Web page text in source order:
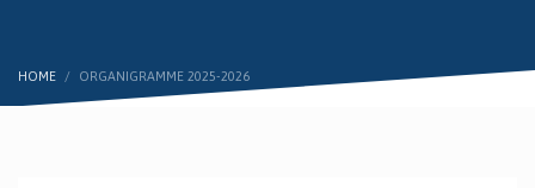
HOME ORGANIGRAMME 2025-2026